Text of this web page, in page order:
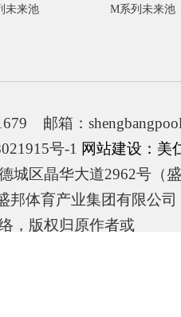
未来池 M系列未来池
邮箱：
号-1 网站建设：美
城区晶华大道2962号（
邦体育产业集团有限公
，版权归原作者或